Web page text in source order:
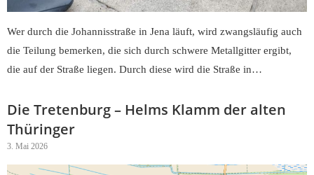
Wer durch die Johannisstraße in Jena läuft, wird zwangsläufig auch
die Teilung bemerken, die sich durch schwere Metallgitter ergibt,
die auf der Straße liegen. Durch diese wird die Straße in…
Die Tretenburg – Helms Klamm der alten
Thüringer
3. Mai 2026